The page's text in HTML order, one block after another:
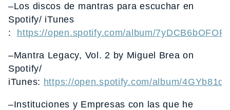
–Los discos de mantras para escuchar en
Spotify/ iTunes
: https://open.spotify.com/album/
–Mantra Legacy, Vol. 2 by Miguel Brea on
Spotify/
iTunes: https://open.spotify.com/album/
–Instituciones y Empresas con las que he